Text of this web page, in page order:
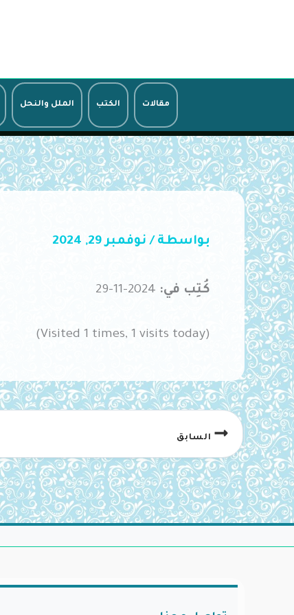
مقالات الكتب الملل والنحل
بواسطة / نوفمبر 29, 2024
كُتِب في: 2024-11-29
(Visited 1 times, 1 visits today)
السابق